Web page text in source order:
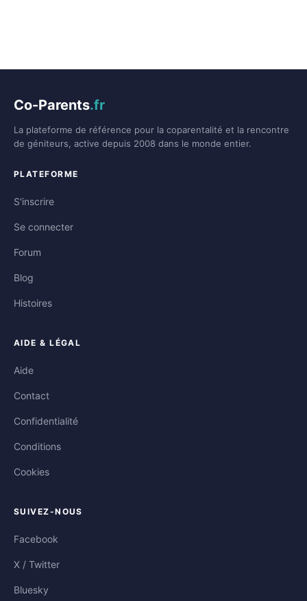
Co-Parents.fr
La plateforme de référence pour la coparentalité et la rencontre
de géniteurs, active depuis 2008 dans le monde entier.
PLATEFORME
S'inscrire
Se connecter
Forum
Blog
Histoires
AIDE & LÉGAL
Aide
Contact
Confidentialité
Conditions
Cookies
SUIVEZ-NOUS
Facebook
X / Twitter
Bluesky